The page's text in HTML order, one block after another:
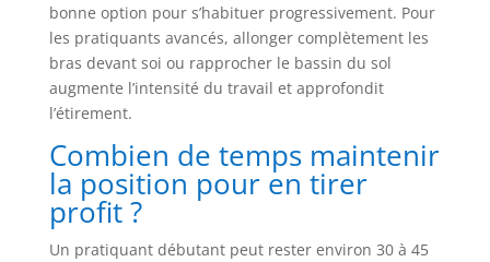
bonne option pour s’habituer progressivement. Pour
les pratiquants avancés, allonger complètement les
bras devant soi ou rapprocher le bassin du sol
augmente l’intensité du travail et approfondit
l’étirement.
Combien de temps maintenir
la position pour en tirer
profit ?
Un pratiquant débutant peut rester environ 30 à 45